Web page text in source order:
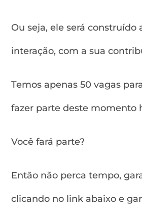
Ou seja, ele será construído
interação, com a sua
Temos apenas 50 vagas
fazer parte deste momento
Você fará parte?
Então não perca tempo,
clicando no link abaixo e